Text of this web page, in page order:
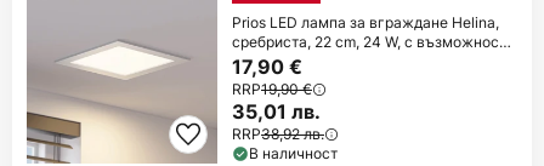
Prios LED лампа за вграждане Helina,
сребриста, 22 cm, 24 W, с възможност
за
17,90 €
RRP19,90 €
35,01 лв.
RRP38,92 лв.
В наличност